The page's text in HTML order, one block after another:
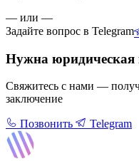
— или —
Задайте вопрос в Telegram
Нужна юридическая
Свяжитесь с нами —
заключение
Позвонить Telegram